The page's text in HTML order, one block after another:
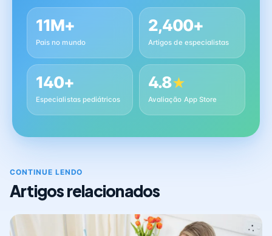
11M+
Pais no mundo
2,400+
Artigos de especialistas
140+
Especialistas pediátricos
4.8★
Avaliação App Store
CONTINUE LENDO
Artigos relacionados